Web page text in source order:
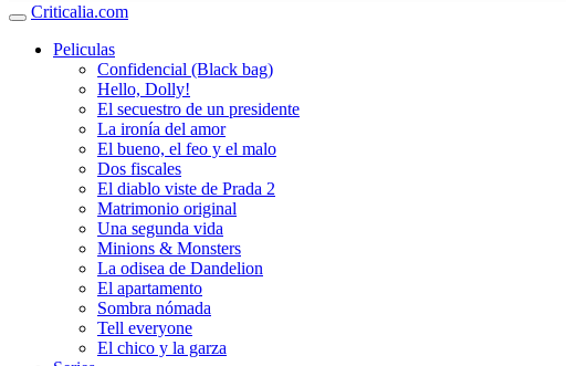
Criticalia.com
Peliculas
Confidencial (Black bag)
Hello, Dolly!
El secuestro de un presidente
La ironía del amor
El bueno, el feo y el malo
Dos fiscales
El diablo viste de Prada 2
Matrimonio original
Una segunda vida
Minions & Monsters
La odisea de Dandelion
El apartamento
Sombra nómada
Tell everyone
El chico y la garza